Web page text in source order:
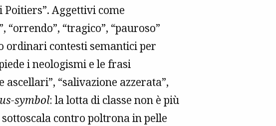
Aggettivi come
“orrendo”, “tragico”, “pauroso”
ordinari contesti semantici per
i neologismi e le frasi
“salivazione azzerata”,
symbol: la lotta di classe non è più
contro poltrona in pelle